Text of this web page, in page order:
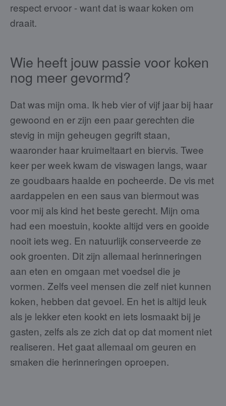
respect ervoor - want dat is waar koken om
draait.
Wie heeft jouw passie voor koken
nog meer gevormd?
Dat was mijn oma. Ik heb vier of vijf jaar bij haar
gewoond en er zijn een paar gerechten die
stevig in mijn geheugen gegrift staan,
waaronder haar kruimeltaart en biervis. Twee
keer per week kwam de viswagen langs, waar
ze goudbaars haalde en pocheerde. De vis met
aardappelen en een saus van biermout was
voor mij als kind het beste gerecht. Mijn oma
had een moestuin, kookte altijd vers en gooide
nooit iets weg. En natuurlijk conserveerde ze
ook groenten. Dit zijn allemaal herinneringen
aan eten en omgaan met voedsel die je
vormen. Zelfs veel mensen die zelf niet kunnen
koken, hebben dat gevoel. En het is altijd leuk
als je lekker eten kookt en iets losmaakt bij je
gasten, zelfs als ze zich dat op dat moment niet
realiseren. Het gaat allemaal om geuren en
smaken die herinneringen oproepen.